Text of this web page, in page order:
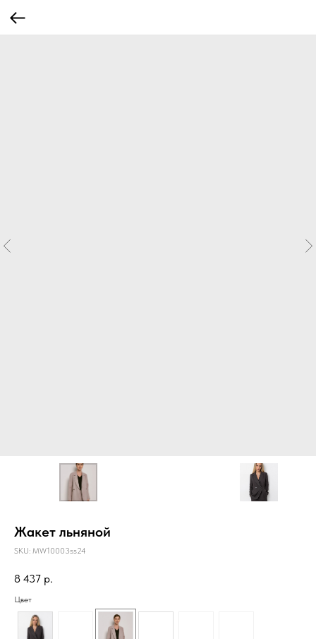
Жакет льняной
SKU: MW10003ss24
8 437 р.
Цвет